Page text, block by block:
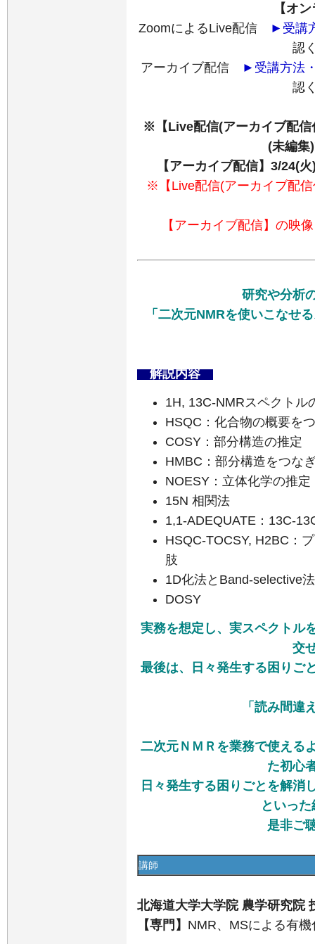
【オ
ZoomによるLive配信
►受講
認
アーカイブ配信
►受講方法
認
※【Live配信(アーカイブ配信
(未編集
【アーカイブ配信】3/24(
※【Live配信(アーカイブ配
【アーカイブ配信】の映像
研究や分析
「二次元NMRを使いこなせ
解説内容
1H, 13C-NMRスペクトル
HSQC ：化合物の概要を
COSY ：部分構造の推定
HMBC ：部分構造をつな
NOESY ：立体化学の推定
15N 相関法
1,1-ADEQUATE ： 13C-13
HSQC-TOCSY, H2BC ：
肢
1D化法と Band-selective法
DOSY
実務を想定し、実スペクトル
交
最後は、日々発生する困りご
「読み間違
二次元ＮＭＲを業務で使える
た初心
日々発生する困りごとを解消
といっ
是非ご
講師
北海道大学大学院 農学研究院
【専門】 NMR、MSによる有